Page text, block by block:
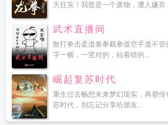
天狂笑！我曾是一个废物，遭人嫌弃
武术直播间
散打拳击柔道泰拳截拳道空手道不
字一横，一竖对的，站着错的...
崛起复苏时代
重生过去畅想未来梦幻现实，再塑
苏时代，别忘记分享给朋友...